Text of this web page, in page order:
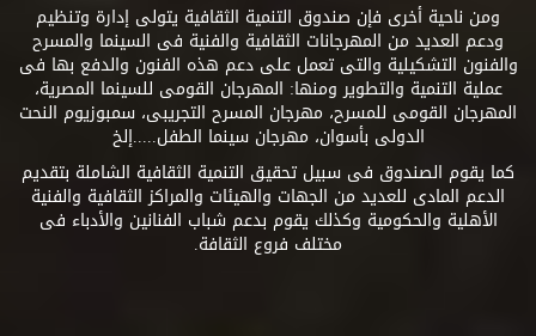
ومن ناحية أخرى فإن صندوق التنمية الثقافية يتولى إدارة وتنظيم
ودعم العديد من المهرجانات الثقافية والفنية فى السينما والمسرح
والفنون التشكيلية والتى تعمل على دعم هذه الفنون والدفع بها فى
عملية التنمية والتطوير ومنها: المهرجان القومى للسينما المصرية،
المهرجان القومى للمسرح، مهرجان المسرح التجريبى، سمبوزيوم النحت
الدولى بأسوان، مهرجان سينما الطفل.....إلخ
كما يقوم الصندوق فى سبيل تحقيق التنمية الثقافية الشاملة بتقديم
الدعم المادى للعديد من الجهات والهيئات والمراكز الثقافية والفنية
الأهلية والحكومية وكذلك يقوم بدعم شباب الفنانين والأدباء فى
مختلف فروع الثقافة.